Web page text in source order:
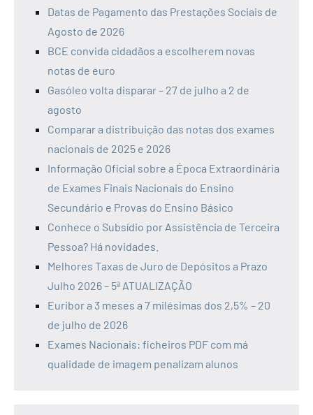
Datas de Pagamento das Prestações Sociais de
Agosto de 2026
BCE convida cidadãos a escolherem novas
notas de euro
Gasóleo volta disparar – 27 de julho a 2 de
agosto
Comparar a distribuição das notas dos exames
nacionais de 2025 e 2026
Informação Oficial sobre a Época Extraordinária
de Exames Finais Nacionais do Ensino
Secundário e Provas do Ensino Básico
Conhece o Subsídio por Assistência de Terceira
Pessoa? Há novidades.
Melhores Taxas de Juro de Depósitos a Prazo
Julho 2026 – 5ª ATUALIZAÇÃO
Euribor a 3 meses a 7 milésimas dos 2,5% – 20
de julho de 2026
Exames Nacionais: ficheiros PDF com má
qualidade de imagem penalizam alunos